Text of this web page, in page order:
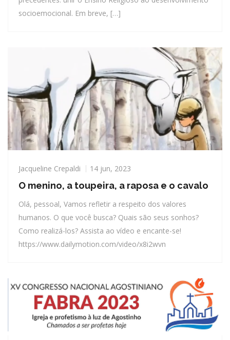
socioemocional. Em breve, […]
Jacqueline Crepaldi 14 jun, 2023
O menino, a toupeira, a raposa e o cavalo
Olá, pessoal, Vamos refletir a respeito dos valores
humanos. O que você busca? Quais são seus sonhos?
Como realizá-los? Assista ao vídeo e encante-se!
https://www.dailymotion.com/video/x8i2wvn